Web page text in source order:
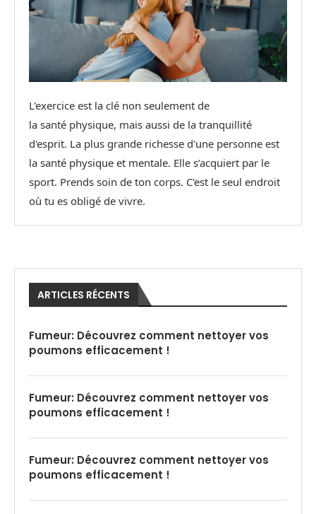
L'exercice est la clé non seulement de
la santé physique, mais aussi de la tranquillité
d'esprit. La plus grande richesse d'une personne est
la santé physique et mentale. Elle s’acquiert par le
sport. Prends soin de ton corps. C'est le seul endroit
où tu es obligé de vivre.
ARTICLES RÉCENTS
Fumeur: Découvrez comment nettoyer vos
poumons efficacement !
Fumeur: Découvrez comment nettoyer vos
poumons efficacement !
Fumeur: Découvrez comment nettoyer vos
poumons efficacement !